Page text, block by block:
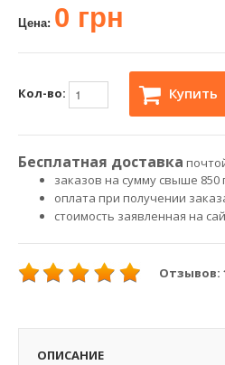
Цена: 0 грн
Кол-во: Купить
Бесплатная доставка
заказов на сумму свыше 850
оплата при получении
стоимость заявленная на
Отзывов:
ОПИСАНИЕ